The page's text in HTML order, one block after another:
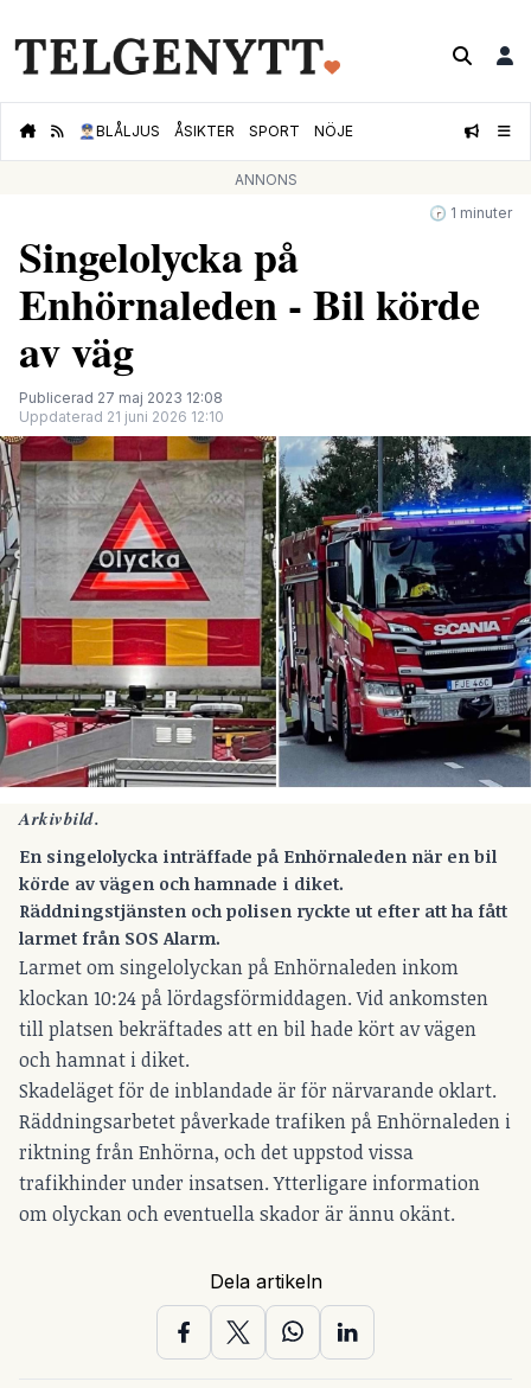
👮🏻‍♂️BLÅLJUS ÅSIKTER SPORT NÖJE
ANNONS
🕝 1 minuter
Singelolycka på
Enhörnaleden - Bil körde
av väg
Publicerad 27 maj 2023 12:08
Uppdaterad 21 juni 2026 12:10
Arkivbild.
En singelolycka inträffade på Enhörnaleden när en bil
körde av vägen och hamnade i diket.
Räddningstjänsten och polisen ryckte ut efter att ha fått
larmet från SOS Alarm.
Larmet om singelolyckan på Enhörnaleden inkom
klockan 10:24 på lördagsförmiddagen. Vid ankomsten
till platsen bekräftades att en bil hade kört av vägen
och hamnat i diket.
Skadeläget för de inblandade är för närvarande oklart.
Räddningsarbetet påverkade trafiken på Enhörnaleden i
riktning från Enhörna, och det uppstod vissa
trafikhinder under insatsen. Ytterligare information
om olyckan och eventuella skador är ännu okänt.
Dela artikeln